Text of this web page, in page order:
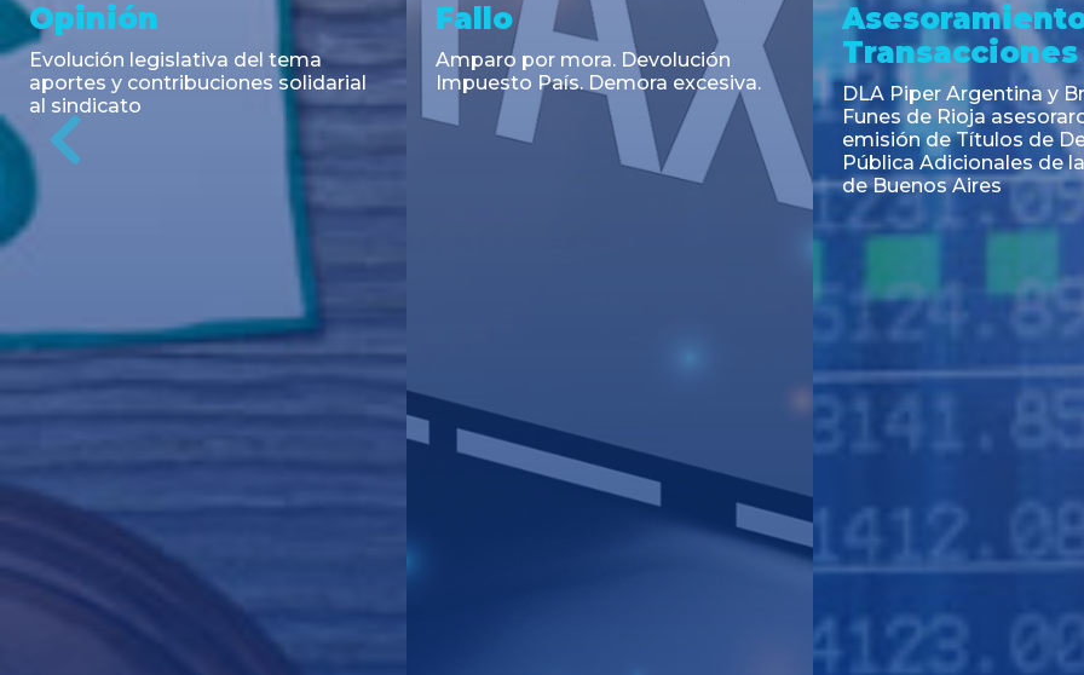
Asesoramiento y
Transacciones
Co-Emisión de Obligaciones
Negociables por US$400.000.000
de Petroquímica Comodoro
Rivadavia S.A. y Luz de Tres Picos
Noticia
Cambios en el Código Alimentario
Argentino: simplifican trámites
para la importación de aditivos,
coadyuvantes e ingredientes
alimentarios y unifican autoridad
Noticia
CNV: Criterio
colocaciones primarias
Previous